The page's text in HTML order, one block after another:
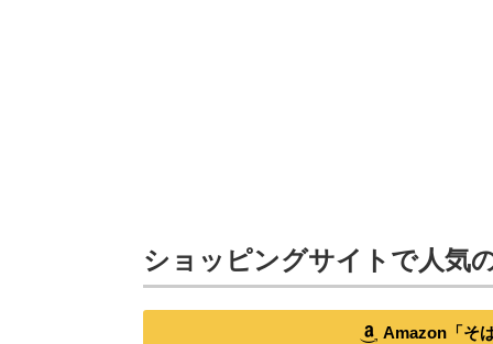
ショッピングサイトで人気
Amazon「そ